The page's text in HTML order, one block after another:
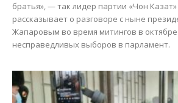
братья», — так лидер партии «Чон
рассказывает о разговоре с ныне
Жапаровым во время митингов в октябре
несправедливых выборов в парламент.